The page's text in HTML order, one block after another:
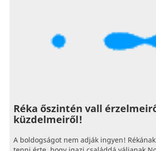
Réka őszintén vall
küzdelmeiről!
A boldogságot nem adják ingyen!